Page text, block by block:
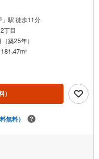
」駅 徒歩11分
丁目
築25年）
181.47m2
）
無料）